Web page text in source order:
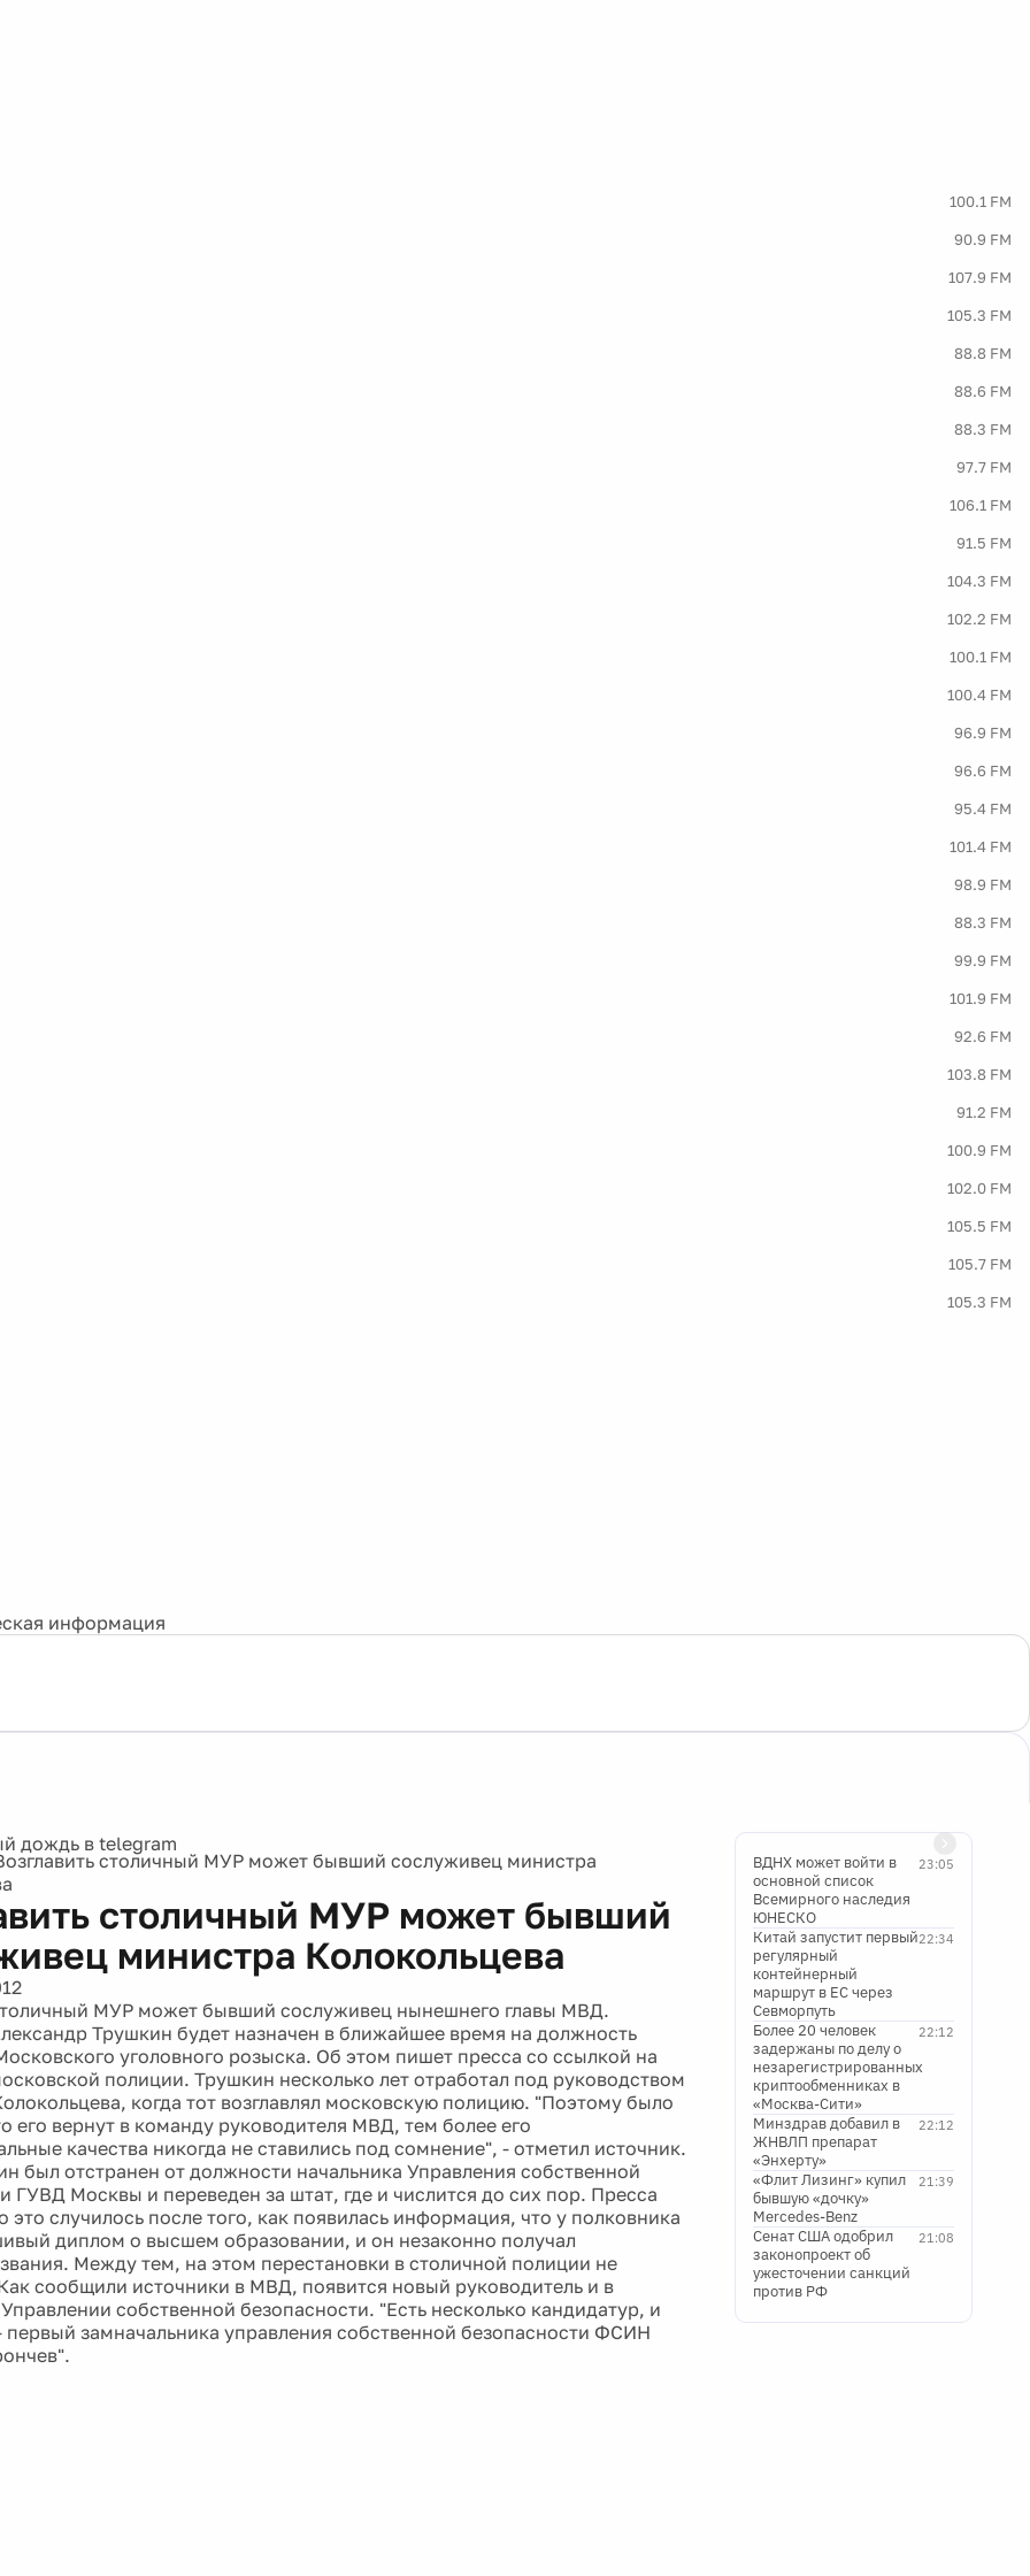
100.1 FM
90.9 FM
107.9 FM
105.3 FM
88.8 FM
88.6 FM
88.3 FM
97.7 FM
106.1 FM
91.5 FM
104.3 FM
102.2 FM
100.1 FM
100.4 FM
96.9 FM
96.6 FM
95.4 FM
101.4 FM
98.9 FM
88.3 FM
99.9 FM
101.9 FM
92.6 FM
103.8 FM
91.2 FM
100.9 FM
102.0 FM
105.5 FM
105.7 FM
105.3 FM
информация
столичный МУР может бывший сослуживец министра
столичный МУР может бывший
министра Колокольцева
МУР может бывший сослуживец нынешнего главы МВД.
Трушкин будет назначен в ближайшее время на должность
уголовного розыска. Об этом пишет пресса со ссылкой на
полиции. Трушкин несколько лет отработал под руководством
когда тот возглавлял московскую полицию. "Поэтому было
его вернут в команду руководителя МВД, тем более его
качества никогда не ставились под сомнение", - отметил источник.
был отстранен от должности начальника Управления собственной
ГУВД Москвы и переведен за штат, где и числится до сих пор. Пресса
это случилось после того, как появилась информация, что у полковника
диплом о высшем образовании, и он незаконно получал
Между тем, на этом перестановки в столичной полиции не
сообщили источники в МВД, появится новый руководитель и в
собственной безопасности. "Есть несколько кандидатур, и
первый замначальника управления собственной безопасности ФСИН
23:05
ВДНХ может войти в
основной список
Всемирного наследия
ЮНЕСКО
22:34
Китай запустит первый
регулярный
контейнерный
маршрут в ЕС через
Севморпуть
22:12
Более 20 человек
задержаны по делу о
незарегистрированных
криптообменниках в
«Москва-Сити»
22:12
Минздрав добавил в
ЖНВЛП препарат
«Энхерту»
21:39
«Флит Лизинг» купил
бывшую «дочку»
Mercedes-Benz
21:08
Сенат США одобрил
законопроект об
ужесточении санкций
против РФ